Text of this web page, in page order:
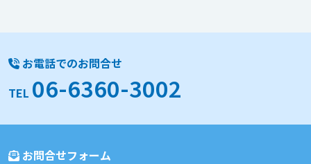
お電話でのお問合せ
TEL 06-6360-3002
お問合せフォーム